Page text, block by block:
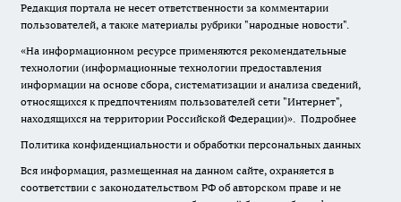
Редакция портала не несет ответственности за комментарии
пользователей, а также материалы рубрики "народные новости".
«На информационном ресурсе применяются рекомендательные
технологии (информационные технологии предоставления
информации на основе сбора, систематизации и анализа сведений,
относящихся к предпочтениям пользователей сети "Интернет",
находящихся на территории Российской Федерации)». Подробнее
Политика конфиденциальности и обработки персональных данных
Вся информация, размещенная на данном сайте, охраняется в
соответствии с законодательством РФ об авторском праве и не